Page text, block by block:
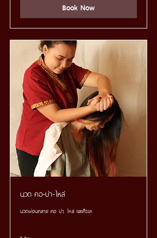
Book Now
นวด คอ-บ่า-ไหล่
นวดผ่อนคลาย คอ บ่า ไหล่ และศีรษะ